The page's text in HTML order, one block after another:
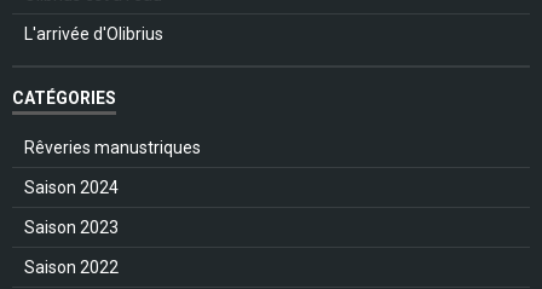
L'arrivée d'Olibrius
CATÉGORIES
Rêveries manustriques
Saison 2024
Saison 2023
Saison 2022